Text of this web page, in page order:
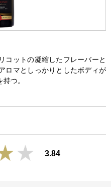
コットの凝縮したフレーバーと
ロマとしっかりとしたボディが
つ。
3.84